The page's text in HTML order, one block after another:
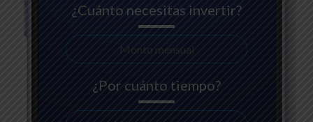
¿Cuánto necesitas invertir?
¿Por cuánto tiempo?